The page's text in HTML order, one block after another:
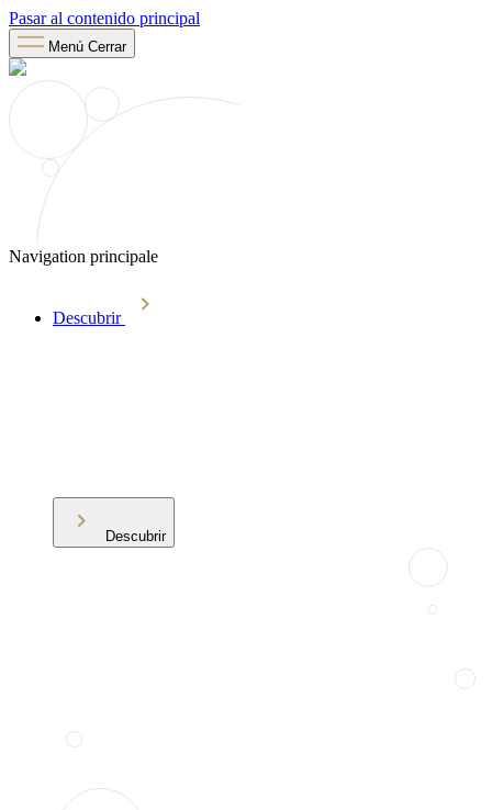
Pasar al contenido principal
Menú Cerrar
Navigation principale
Descubrir
Descubrir